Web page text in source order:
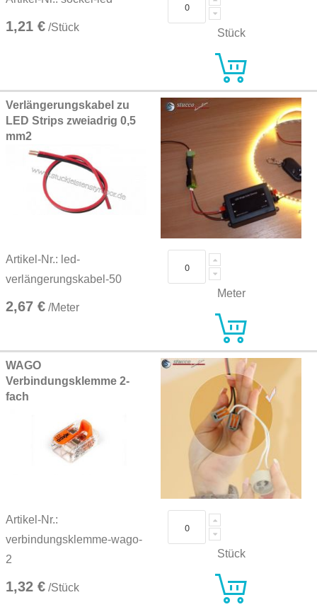
1,21 € /Stück Stück
Verlängerungskabel zu
LED Strips zweiadrig 0,5
mm2
Artikel-Nr.: led-
verlängerungskabel-50
2,67 € /Meter
Meter
WAGO
Verbindungsklemme 2-
fach
Artikel-Nr.:
verbindungsklemme-wago-
2
1,32 € /Stück
Stück